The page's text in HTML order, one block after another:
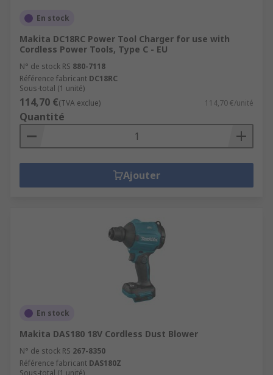
En stock
Makita DC18RC Power Tool Charger for use with
Cordless Power Tools, Type C - EU
N° de stock RS 880-7118
Référence fabricant DC18RC
Sous-total (1 unité)
114,70 €(TVA exclue) 114,70 €/unité
Quantité
Ajouter
En stock
Makita DAS180 18V Cordless Dust Blower
N° de stock RS 267-8350
Référence fabricant DAS180Z
Sous-total (1 unité)